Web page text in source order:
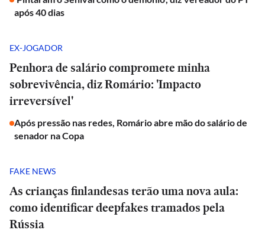
após 40 dias
EX-JOGADOR
Penhora de salário compromete minha
sobrevivência, diz Romário: 'Impacto
irreversível'
Após pressão nas redes, Romário abre mão do salário de
senador na Copa
FAKE NEWS
As crianças finlandesas terão uma nova aula:
como identificar deepfakes tramados pela
Rússia